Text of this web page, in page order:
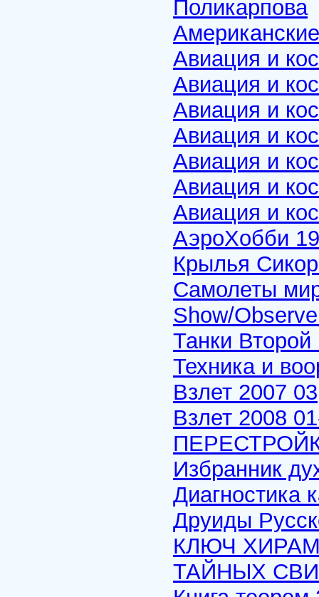
Поликарпова
Авиация и
Авиация и
Авиация и
Авиация и
Авиация и
Авиация и
Авиация и
АэроХобби
Крылья
Самолеты
Show/
Танки
Техника и
Взлет 2007 03
Взлет 2008
Избранник
Диагностика
Друиды
КЛЮЧ
ТАЙНЫХ